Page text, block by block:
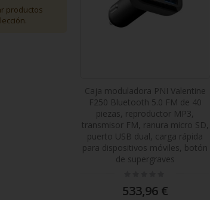
Caja moduladora PNI Valentine
F250 Bluetooth 5.0 FM de 40
piezas, reproductor MP3,
transmisor FM, ranura micro SD,
puerto USB dual, carga rápida
para dispositivos móviles, botón
de supergraves
533,96 €
productos